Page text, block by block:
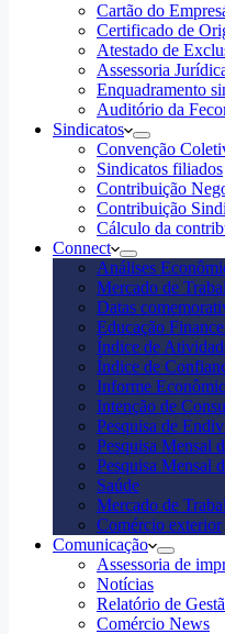
Cartão do
Certificado de
Atestado de
Assessoria
Enquadramento
Auditório da
Sindicatos
Convenção
Sindicatos filiados
Contribuição
Contribuição
Cálculo da
Connect
Análises
Mercado de
Datas
Educação
Índice de
Índice de
Informe
Intenção de
Pesquisa de
Pesquisa Mensal
Pesquisa Mensal
Saúde
Mercado de
Comércio exterior
Comunicação
Assessoria de
Notícias
Relatório de
Comércio News